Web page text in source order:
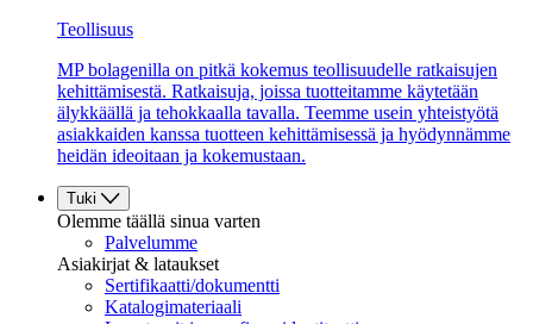
Teollisuus
MP bolagenilla on pitkä kokemus teollisuudelle ratkaisujen
kehittämisestä. Ratkaisuja, joissa tuotteitamme käytetään
älykkäällä ja tehokkaalla tavalla. Teemme usein yhteistyötä
asiakkaiden kanssa tuotteen kehittämisessä ja hyödynnämme
heidän ideoitaan ja kokemustaan.
Tuki
Olemme täällä sinua varten
Palvelumme
Asiakirjat & lataukset
Sertifikaatti/dokumentti
Katalogimateriaali